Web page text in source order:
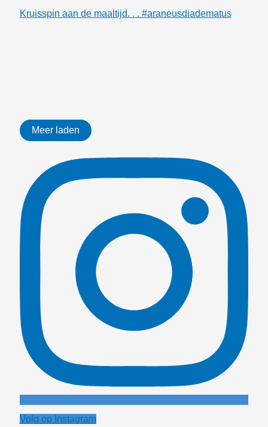
Kruisspin aan de maaltijd. . . #araneusdiadematus
Meer laden
Volg op Instagram